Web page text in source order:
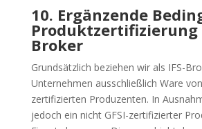
10. Ergänzende
Produktzertifizierung
Broker
Grundsätzlich beziehen wir als IFS-
Unternehmen ausschließlich Ware
zertifizierten Produzenten. In
jedoch ein nicht GFSI-zertifizierter